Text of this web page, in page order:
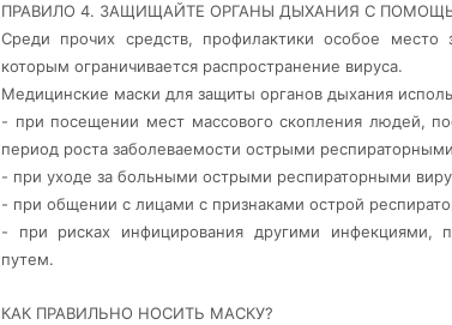
ПРАВИЛО 4. ЗАЩИЩАЙТЕ ОРГАНЫ ДЫХАНИЯ С
Среди прочих средств, профилактики особое место
которым ограничивается распространение вируса.
Медицинские маски для защиты органов дыхания
- при посещении мест массового скопления людей,
период роста заболеваемости острыми
- при уходе за больными острыми респираторными
- при общении с лицами с признаками острой
- при рисках инфицирования другими инфекциями,
путем.
КАК ПРАВИЛЬНО НОСИТЬ МАСКУ?